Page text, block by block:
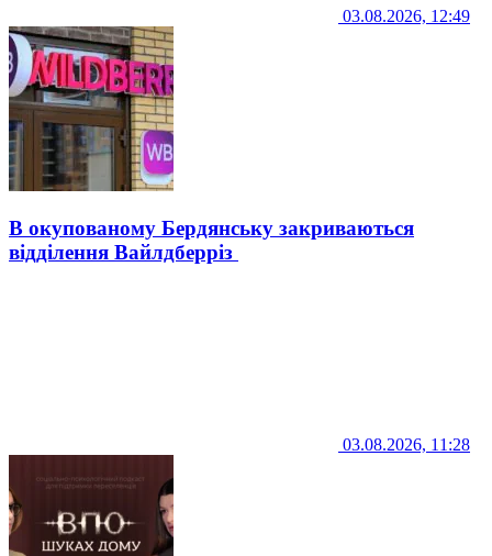
03.08.2026, 12:49
В окупованому Бердянську закриваються
відділення Вайлдберріз
03.08.2026, 11:28